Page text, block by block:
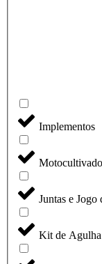
Implementos
Juntas e Jogo
Kit de